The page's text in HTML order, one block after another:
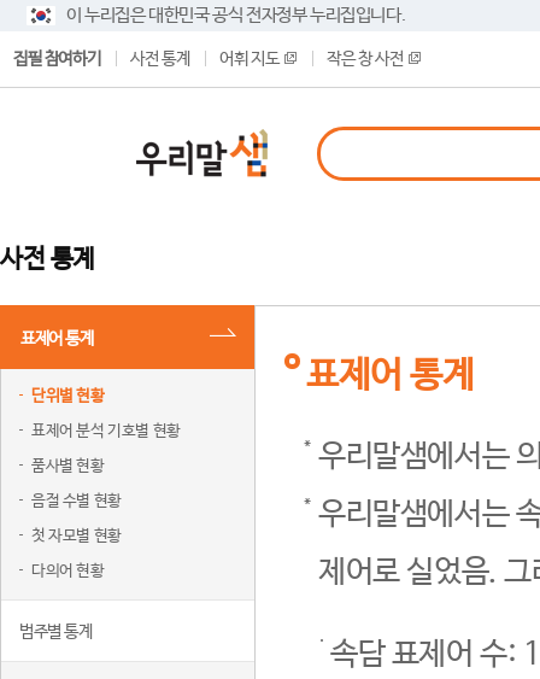
이 누리집은 대한민국 공식 전자정부 누리집입니다.
집필 참여하기 사전 통계 어휘 지도 작은 창 사전
사전 통계
표제어 통계
단위별 현황
표제어 분석 기호별 현황
품사별 현황
음절 수별 현황
첫 자모별 현황
다의어 현황
범주별 통계
표제어 통계
우리말샘에서는
우리말샘에서는
제어로 실었음.
속담 표제어 수: